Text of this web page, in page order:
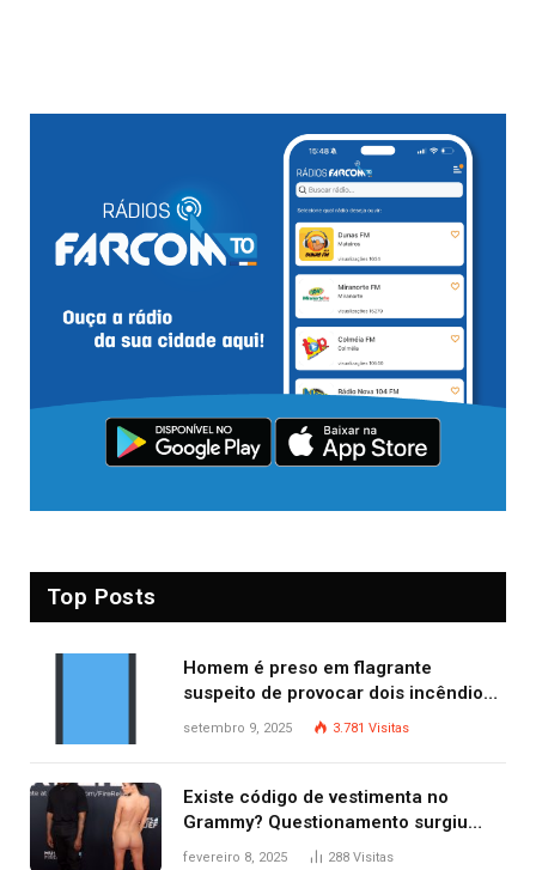
Top Posts
Homem é preso em flagrante
suspeito de provocar dois incêndios
criminosos no mesmo dia
setembro 9, 2025 3.781 Visitas
Existe código de vestimenta no
Grammy? Questionamento surgiu
após Bianca Censori, mulher de
fevereiro 8, 2025 288 Visitas